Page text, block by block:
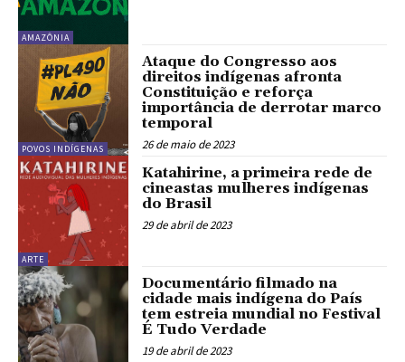
AMAZÔNIA
POVOS INDÍGENAS
Ataque do Congresso aos
direitos indígenas afronta
Constituição e reforça
importância de derrotar marco
temporal
26 de maio de 2023
ARTE
Katahirine, a primeira rede de
cineastas mulheres indígenas
do Brasil
29 de abril de 2023
Documentário filmado na
cidade mais indígena do País
tem estreia mundial no Festival
É Tudo Verdade
19 de abril de 2023